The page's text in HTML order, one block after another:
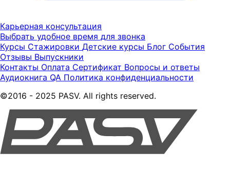
Карьерная консультация
Выбрать удобное время для звонка
Курсы Стажировки Детские курсы Блог События
Отзывы Выпускники
Контакты Оплата Сертификат Вопросы и ответы
Аудиокнига QA Политика конфиденциальности
©2016 - 2025 PASV. All rights reserved.